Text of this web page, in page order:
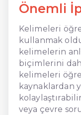
Önemli
Kelimeleri
kullanmak
kelimelerin
biçimlerini
kelimeleri
kaynaklardan
veya çevre